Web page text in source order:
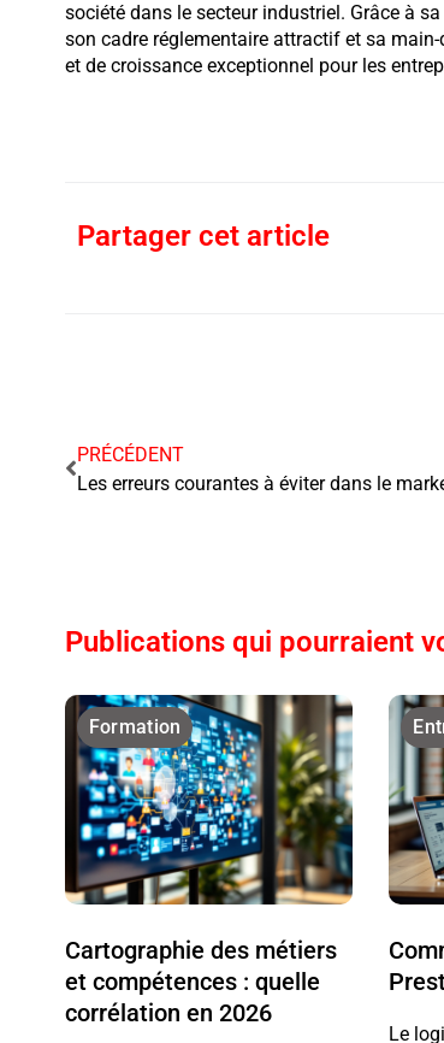
société dans le secteur industriel. Grâce à
son cadre réglementaire attractif et sa
et de croissance exceptionnel pour les
Partager cet article
PRÉCÉDENT
Publications qui pourraient
Formation
Cartographie des métiers
et compétences : quelle
corrélation en 2026
Le